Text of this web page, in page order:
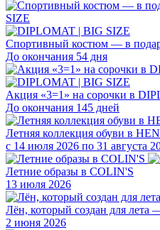
Спортивный костюм — в
До окончания 54 дня
Акция «3=1» на сорочки в
До окончания 145 дней
Летняя коллекция обуви в
с 14 июля 2026 по 31 августа
Летние образы в COLIN'S
13 июля 2026
Лён, который создан для лета
2 июня 2026